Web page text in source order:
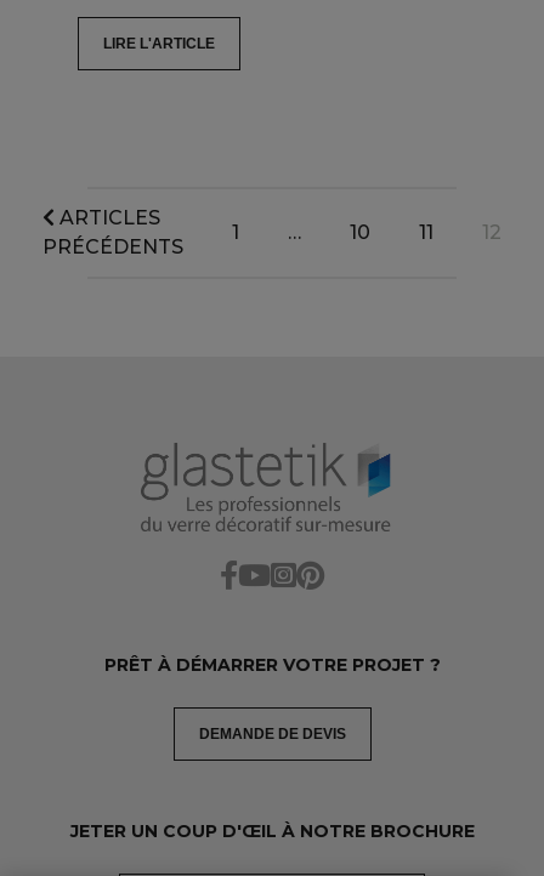
LIRE L'ARTICLE
ARTICLES
PRÉCÉDENTS
1 … 10 11 12
PRÊT À DÉMARRER VOTRE PROJET ?
DEMANDE DE DEVIS
JETER UN COUP D'ŒIL À NOTRE BROCHURE